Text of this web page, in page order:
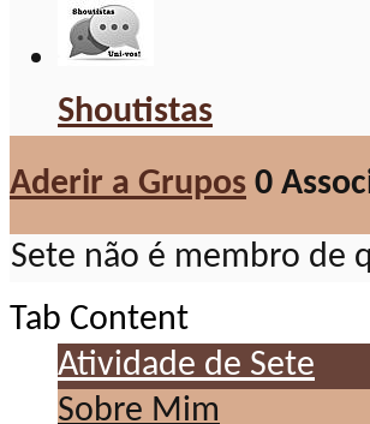
Shoutistas
Aderir a Grupos 0
Sete não é membro de
Tab Content
Atividade de Sete
Sobre Mim